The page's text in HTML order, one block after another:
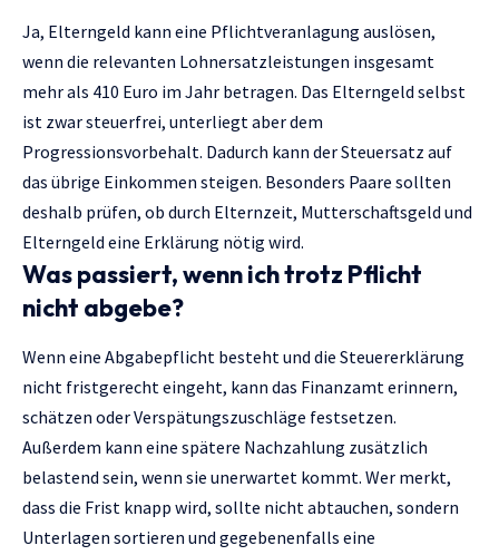
Ja, Elterngeld kann eine Pflichtveranlagung auslösen,
wenn die relevanten Lohnersatzleistungen insgesamt
mehr als 410 Euro im Jahr betragen. Das Elterngeld selbst
ist zwar steuerfrei, unterliegt aber dem
Progressionsvorbehalt. Dadurch kann der Steuersatz auf
das übrige Einkommen steigen. Besonders Paare sollten
deshalb prüfen, ob durch Elternzeit, Mutterschaftsgeld und
Elterngeld eine Erklärung nötig wird.
Was passiert, wenn ich trotz Pflicht
nicht abgebe?
Wenn eine Abgabepflicht besteht und die Steuererklärung
nicht fristgerecht eingeht, kann das Finanzamt erinnern,
schätzen oder Verspätungszuschläge festsetzen.
Außerdem kann eine spätere Nachzahlung zusätzlich
belastend sein, wenn sie unerwartet kommt. Wer merkt,
dass die Frist knapp wird, sollte nicht abtauchen, sondern
Unterlagen sortieren und gegebenenfalls eine